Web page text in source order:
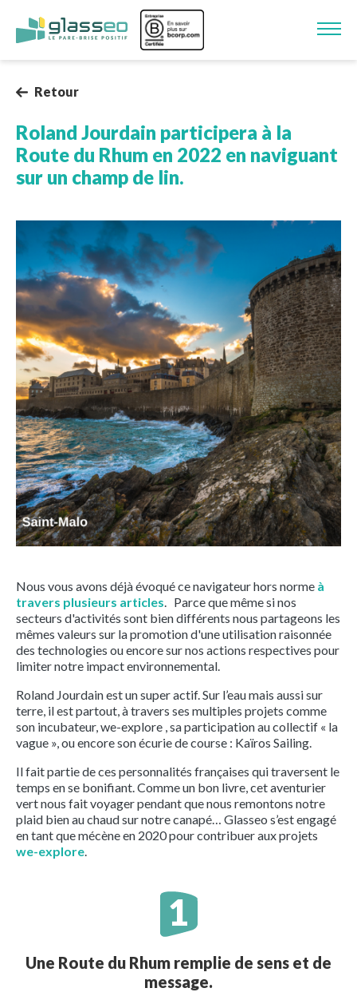
Aller au contenu principal
Image
Retour
Roland Jourdain participera à la
Route du Rhum en 2022 en naviguant
sur un champ de lin.
Nous vous avons déjà évoqué ce navigateur hors norme à
travers plusieurs articles . Parce que même si nos
secteurs d'activités sont bien différents nous partageons les
mêmes valeurs sur la promotion d'une utilisation raisonnée
des technologies ou encore sur nos actions respectives pour
limiter notre impact environnemental.
Roland Jourdain est un super actif. Sur l’eau mais aussi sur
terre, il est partout, à travers ses multiples projets comme
son incubateur, we-explore , sa participation au collectif « la
vague », ou encore son écurie de course : Kaïros Sailing.
Il fait partie de ces personnalités françaises qui traversent le
temps en se bonifiant. Comme un bon livre, cet aventurier
vert nous fait voyager pendant que nous remontons notre
plaid bien au chaud sur notre canapé… Glasseo s’est engagé
en tant que mécène en 2020 pour contribuer aux projets
we-explore
Une Route du Rhum remplie de sens et de
message.